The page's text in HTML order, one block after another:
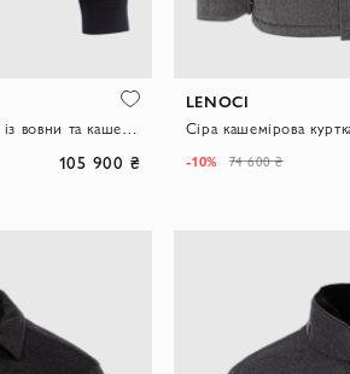
105 900 ₴
LENOCI
-10% 74 600 ₴